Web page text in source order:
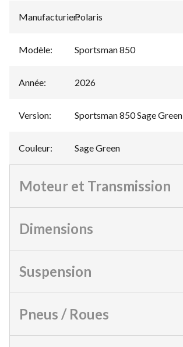
Manufacturier:
Polaris
Modèle: Sportsman 850
Année: 2026
Version: Sportsman 850 Sage Green
Couleur: Sage Green
Moteur et Transmission
Dimensions
Suspension
Pneus / Roues